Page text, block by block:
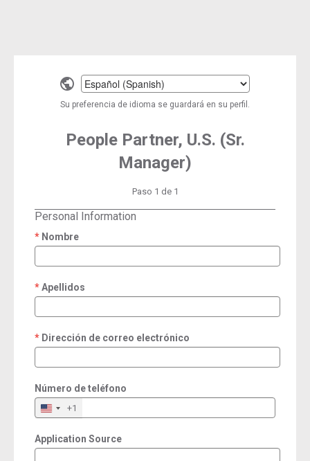
Select
a
language
Su preferencia de idioma se guardará en su perfil.
People Partner, U.S. (Sr.
Manager)
Paso 1 de 1
Personal Information
Nombre
required
Apellidos
required
Dirección de correo electrónico
required
Número de teléfono
+1
Application Source